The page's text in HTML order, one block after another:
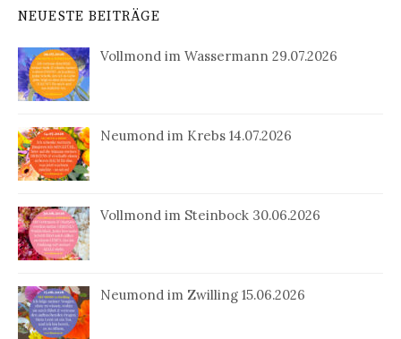
NEUESTE BEITRÄGE
Vollmond im Wassermann 29.07.2026
Neumond im Krebs 14.07.2026
Vollmond im Steinbock 30.06.2026
Neumond im Zwilling 15.06.2026